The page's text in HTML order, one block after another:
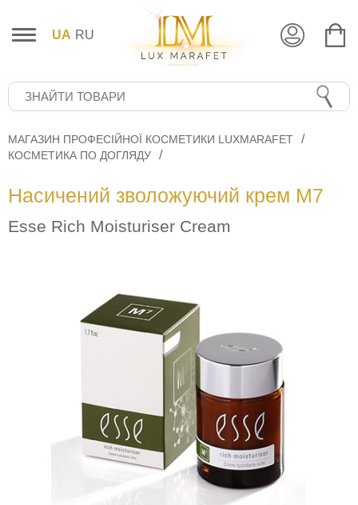
UA RU
МАГАЗИН ПРОФЕСІЙНОЇ КОСМЕТИКИ LUXMARAFET
КОСМЕТИКА ПО ДОГЛЯДУ
Насичений зволожуючий крем M7
Esse Rich Moisturiser Cream